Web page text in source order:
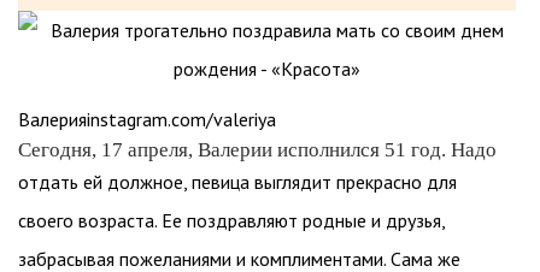
Валерияinstagram.com/valeriya
Сегодня, 17 апреля, Валерии исполнился 51 год. Надо
отдать ей должное, певица выглядит прекрасно для
своего возраста. Ее поздравляют родные и друзья,
забрасывая пожеланиями и комплиментами. Сама же